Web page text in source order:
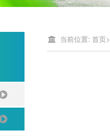
当前位置: 首页>